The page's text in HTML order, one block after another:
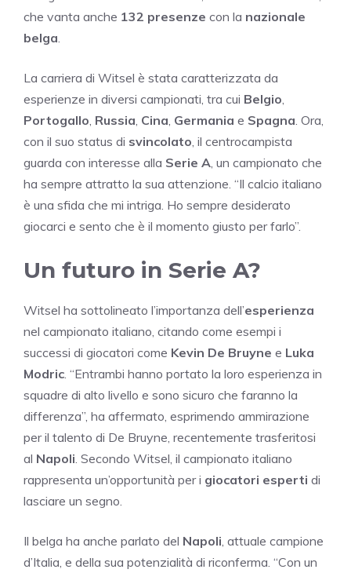
che vanta anche 132 presenze con la nazionale
belga.
La carriera di Witsel è stata caratterizzata da
esperienze in diversi campionati, tra cui Belgio,
Portogallo, Russia, Cina, Germania e Spagna. Ora,
con il suo status di svincolato, il centrocampista
guarda con interesse alla Serie A, un campionato che
ha sempre attratto la sua attenzione. “Il calcio italiano
è una sfida che mi intriga. Ho sempre desiderato
giocarci e sento che è il momento giusto per farlo”.
Un futuro in Serie A?
Witsel ha sottolineato l’importanza dell’esperienza
nel campionato italiano, citando come esempi i
successi di giocatori come Kevin De Bruyne e Luka
Modric. “Entrambi hanno portato la loro esperienza in
squadre di alto livello e sono sicuro che faranno la
differenza”, ha affermato, esprimendo ammirazione
per il talento di De Bruyne, recentemente trasferitosi
al Napoli. Secondo Witsel, il campionato italiano
rappresenta un’opportunità per i giocatori esperti di
lasciare un segno.
Il belga ha anche parlato del Napoli, attuale campione
d’Italia, e della sua potenzialità di riconferma. “Con un